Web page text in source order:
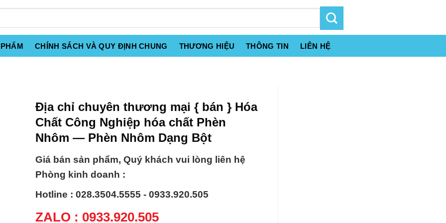
CHÍNH SÁCH VÀ QUY ĐỊNH CHUNG THƯƠNG HIỆU THÔNG TIN LIÊN HỆ
Địa chỉ chuyên thương mại { bán } Hóa
Chất Công Nghiệp hóa chất Phèn
Nhôm — Phèn Nhôm Dạng Bột
Giá bán sản phẩm, Quý khách vui lòng liên hệ
Phòng kinh doanh :
Hotline : 028.3504.5555 - 0933.920.505
ZALO : 0933.920.505